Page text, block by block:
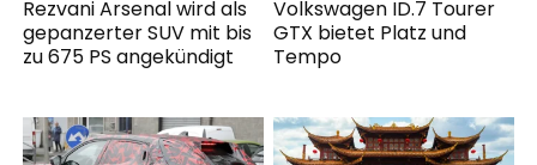
Rezvani Arsenal wird als
gepanzerter SUV mit bis
zu 675 PS angekündigt
Volkswagen ID.7 Tourer
GTX bietet Platz und
Tempo